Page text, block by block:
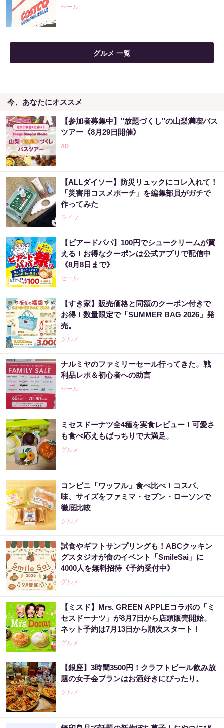
PR（合同会社デジタルファーム ）
「宝くじ、運じゃなかった」当たる人は“同じ
こと”してる
老後のお金、今の金運でほぼ決まります
PR（合同会社デジタルファーム ）
PR（株式会社HAL）
セール
グルメ 一覧
今、あなたにオススメ
【参加者募集中】"放題づくし"の山梨満喫バス
ツアー《8月29日開催》
【ALLダイソー】防災リュックにコレ入れて！
「災害用コスメポーチ」を編集部員がガチで
作ってみた
ライフ
【ビアードパパ】100円でシュークリームが買
える！お得なクーポンは公式アプリで配信中
《8月8日まで》
セール
【すき家】販売価格と同額のクーポン付きで
お得！数量限定で「SUMMER BAG 2026」発
売。
グルメ
ナルミヤのファミリーセール行ってきた。戦
利品レポ＆初心者への助言
セール
ミセスドーナツ全4種を実食レビュー！可愛さ
も食べ応えもばっちりで大満足。
グルメ
コンビニ「ワッフル」食べ比べ！コスパ、
味、サイズをファミマ・セブン・ローソンで
徹底比較
グルメ
試食やギフトサンプリングも！ABCクッキン
グスタジオが食のイベント「SmileSai」に
4000人を無料招待《予約受付中》
グルメ
【ミスド】Mrs. GREEN APPLEコラボの「ミ
セスドーナツ」が8月7日から店頭販売開始。
ネット予約は7月13日から順次スタート！
グルメ
【銀座】3時間3500円！クラフトビール飲み放
題の女子会プランはお酒好きにぴったり。
グルメ